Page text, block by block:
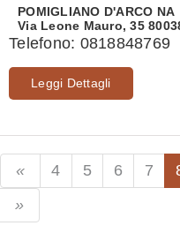
POMIGLIANO D'ARCO NA
Via Leone Mauro, 35
Telefono: 0818848769
Leggi Dettagli
4 5 6 7